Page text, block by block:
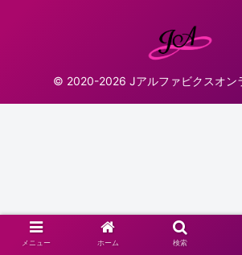
© 2020-2026 Jアルファビクスオン
メニュー ホーム 検索